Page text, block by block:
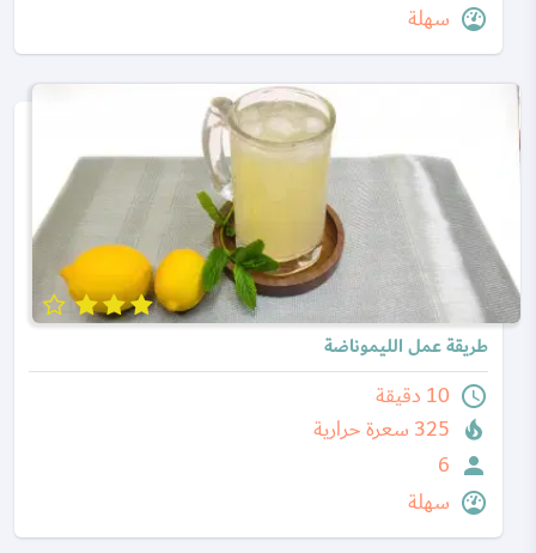
سهلة
طريقة عمل الليموناضة
10 دقيقة
325 سعرة حرارية
6
سهلة